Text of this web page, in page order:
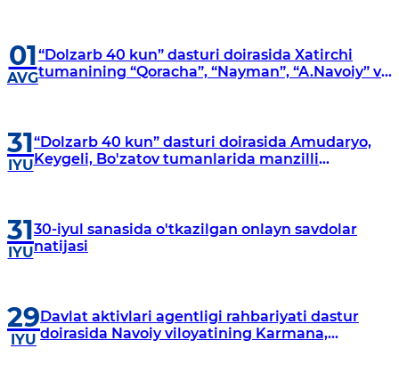
01
AVG
“Dolzarb 40 kun” dasturi doirasida Xatirchi
tumanining “Qoracha”, “Nayman”, “A.Navoiy” va
31
IYU
“Dolzarb 40 kun” dasturi doirasida Amudaryo,
Keygeli, Bo'zatov tumanlarida manzilli
31
IYU
30-iyul sanasida o'tkazilgan onlayn savdolar
natijasi
29
IYU
Davlat aktivlari agentligi rahbariyati dastur
doirasida Navoiy viloyatining Karmana,